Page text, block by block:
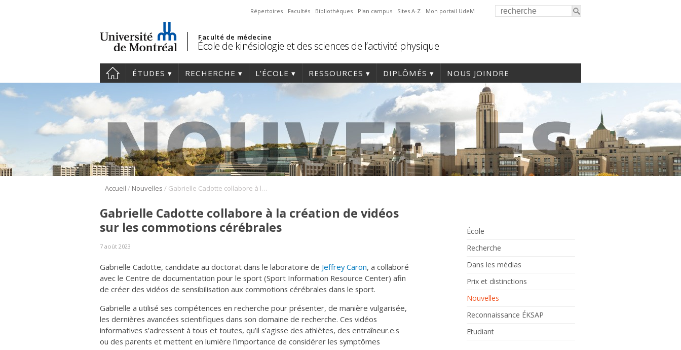
Répertoires Facultés Bibliothèques Plan campus Sites A-Z Mon portail UdeM
Faculté de médecine
École de kinésiologie et des sciences de l’activité physique
ÉTUDES RECHERCHE L’ÉCOLE RESSOURCES DIPLÔMÉS NOUS JOINDRE
Accueil / Nouvelles / Gabrielle Cadotte collabore à la création de vidéos sur les commotions cérébrales
École
Recherche
Dans les médias
Prix et distinctions
Nouvelles
Reconnaissance ÉKSAP
Etudiant
Gabrielle Cadotte collabore à la création de vidéos
sur les commotions cérébrales
7 août 2023
Gabrielle Cadotte, candidate au doctorat dans le laboratoire de Jeffrey Caron, a collaboré
avec le Centre de documentation pour le sport (Sport Information Resource Center) afin
de créer des vidéos de sensibilisation aux commotions cérébrales dans le sport.
Gabrielle a utilisé ses compétences en recherche pour présenter, de manière vulgarisée,
les dernières avancées scientifiques dans son domaine de recherche. Ces vidéos
informatives s’adressent à tous et toutes, qu’il s’agisse des athlètes, des entraîneur.e.s
ou des parents et mettent en lumière l’importance de considérer les symptômes